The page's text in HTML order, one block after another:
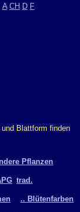
A CH D F
Blattform finden
Pflanzen
trad.
.. Blütenfarben